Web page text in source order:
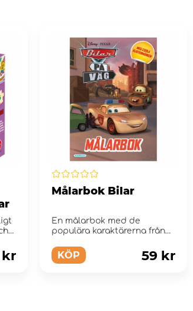
kr
Målarbok Bilar
En målarbok med de
populära karaktärerna från
KÖP 59 kr